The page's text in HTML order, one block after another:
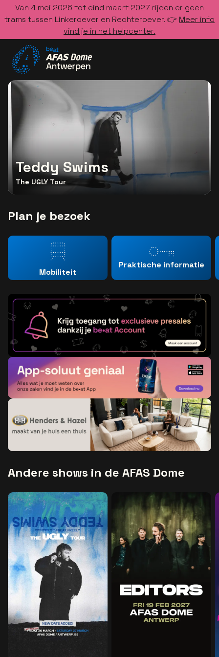
Van 4 mei 2026 tot eind maart 2027 rijden er geen
trams tussen Linkeroever en Rechteroever. 👉 Meer info
vind je in het helpcenter.
Ga naar de homepage
Teddy Swims
The UGLY Tour
Plan je bezoek
Mobiliteit
Praktische informatie
Andere shows in de AFAS Dome